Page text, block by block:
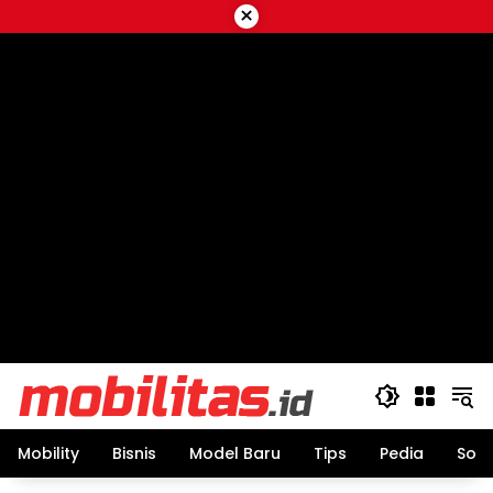
to
×
Mobility Bisnis Model Baru Tips Pedia